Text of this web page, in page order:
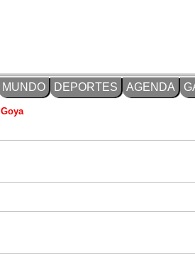
MUNDO DEPORTES AGENDA
Goya